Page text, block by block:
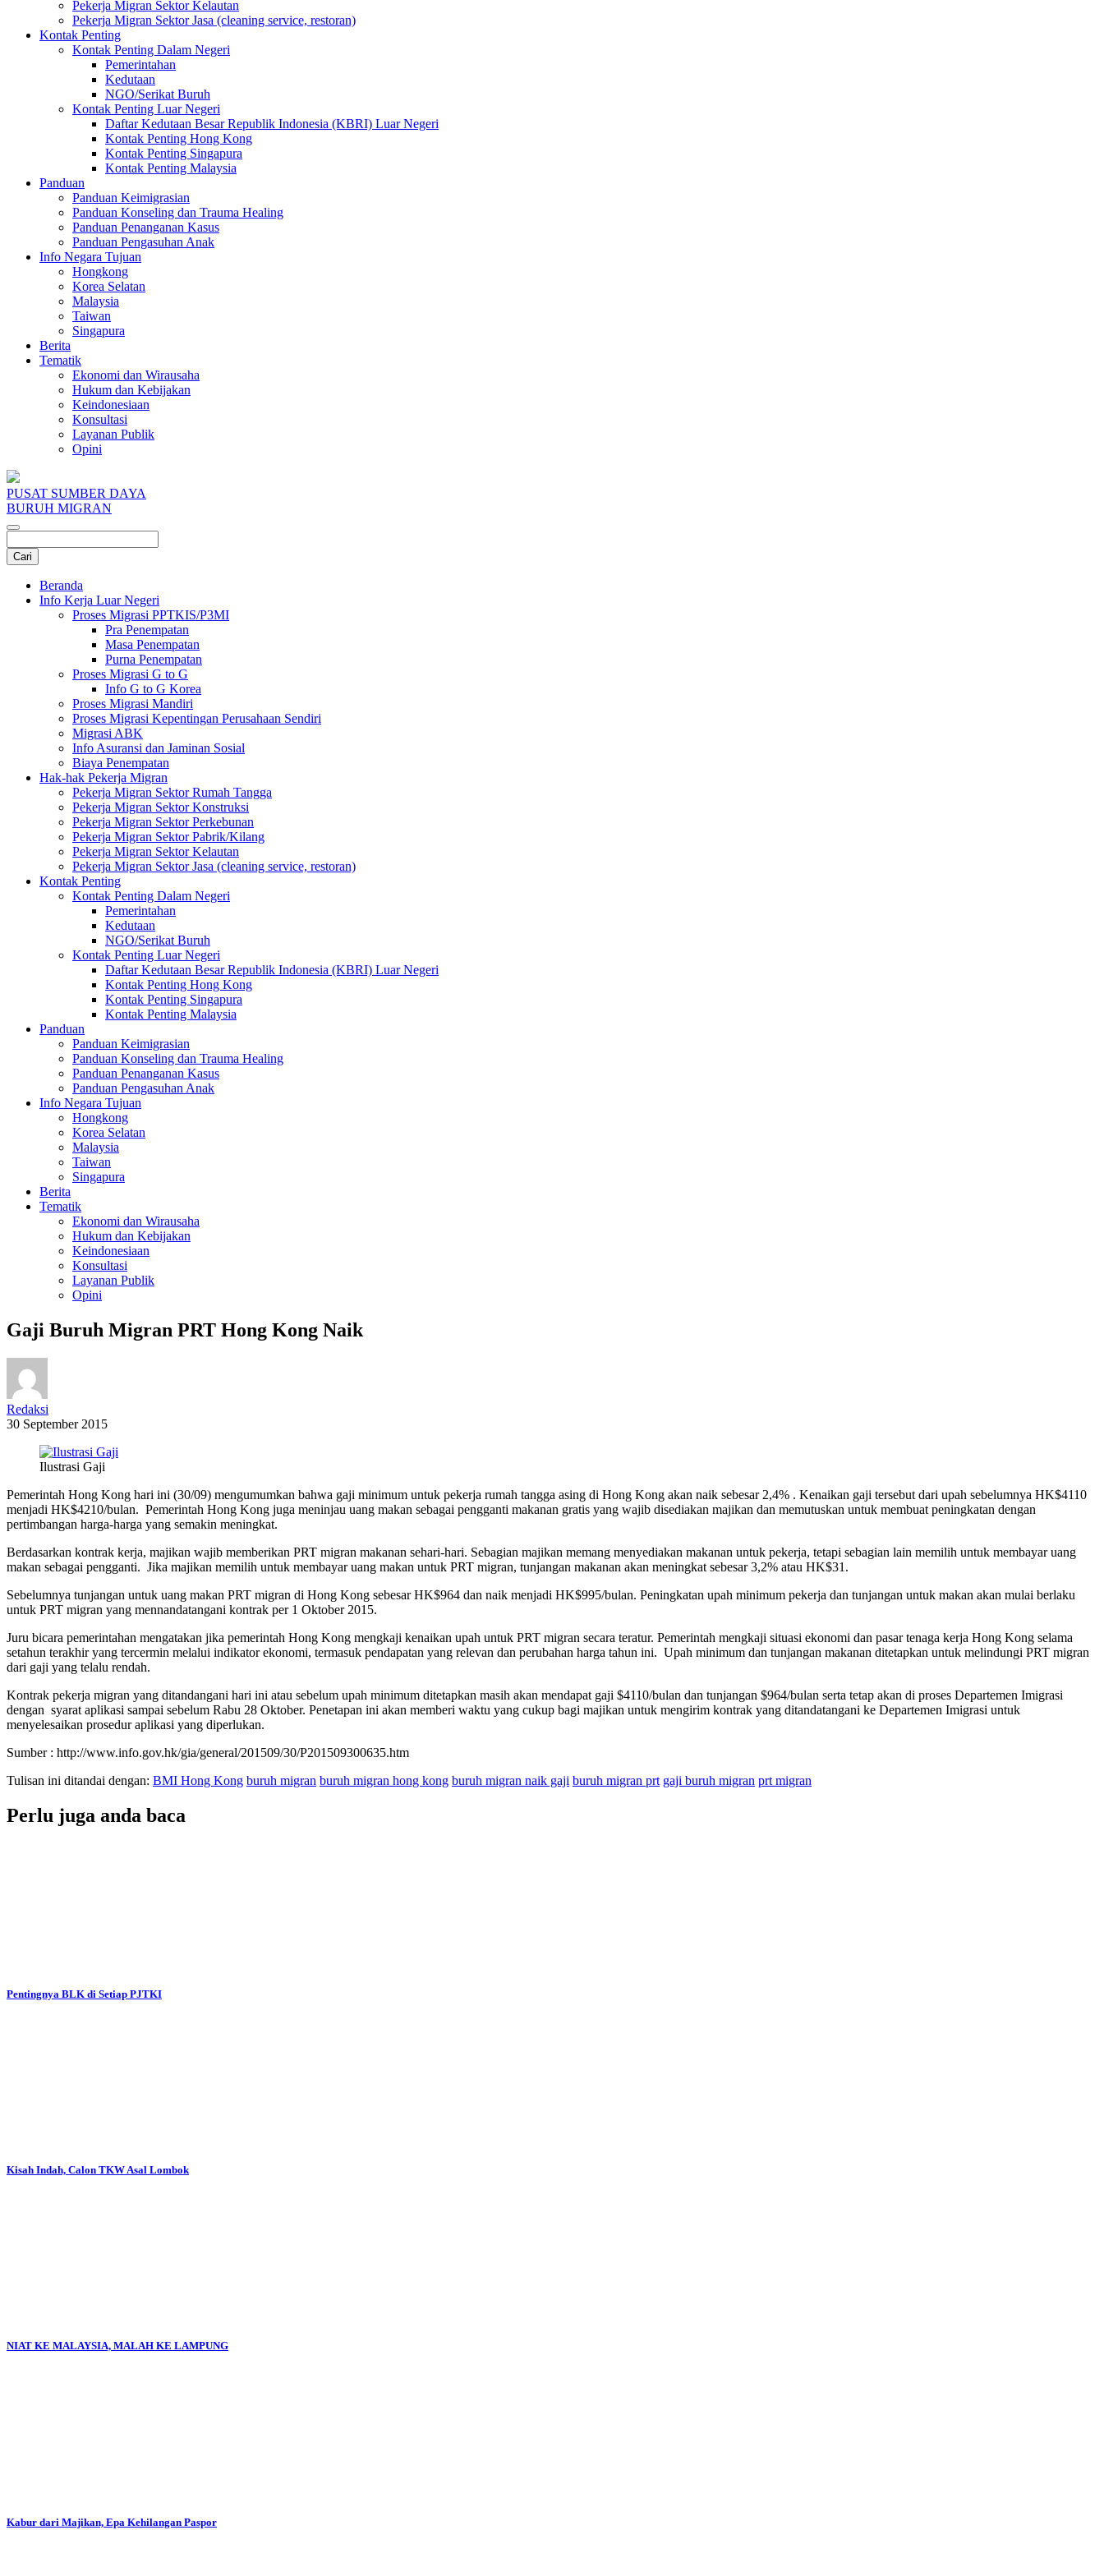
Pekerja Migran Sektor Kelautan
Pekerja Migran Sektor Jasa (cleaning service, restoran)
Kontak Penting
Kontak Penting Dalam Negeri
Pemerintahan
Kedutaan
NGO/Serikat Buruh
Kontak Penting Luar Negeri
Daftar Kedutaan Besar Republik Indonesia (KBRI) Luar Negeri
Kontak Penting Hong Kong
Kontak Penting Singapura
Kontak Penting Malaysia
Panduan
Panduan Keimigrasian
Panduan Konseling dan Trauma Healing
Panduan Penanganan Kasus
Panduan Pengasuhan Anak
Info Negara Tujuan
Hongkong
Korea Selatan
Malaysia
Taiwan
Singapura
Berita
Tematik
Ekonomi dan Wirausaha
Hukum dan Kebijakan
Keindonesiaan
Konsultasi
Layanan Publik
Opini
PUSAT SUMBER DAYA
BURUH MIGRAN
Beranda
Info Kerja Luar Negeri
Proses Migrasi PPTKIS/P3MI
Pra Penempatan
Masa Penempatan
Purna Penempatan
Proses Migrasi G to G
Info G to G Korea
Proses Migrasi Mandiri
Proses Migrasi Kepentingan Perusahaan Sendiri
Migrasi ABK
Info Asuransi dan Jaminan Sosial
Biaya Penempatan
Hak-hak Pekerja Migran
Pekerja Migran Sektor Rumah Tangga
Pekerja Migran Sektor Konstruksi
Pekerja Migran Sektor Perkebunan
Pekerja Migran Sektor Pabrik/Kilang
Pekerja Migran Sektor Kelautan
Pekerja Migran Sektor Jasa (cleaning service, restoran)
Kontak Penting
Kontak Penting Dalam Negeri
Pemerintahan
Kedutaan
NGO/Serikat Buruh
Kontak Penting Luar Negeri
Daftar Kedutaan Besar Republik Indonesia (KBRI) Luar Negeri
Kontak Penting Hong Kong
Kontak Penting Singapura
Kontak Penting Malaysia
Panduan
Panduan Keimigrasian
Panduan Konseling dan Trauma Healing
Panduan Penanganan Kasus
Panduan Pengasuhan Anak
Info Negara Tujuan
Hongkong
Korea Selatan
Malaysia
Taiwan
Singapura
Berita
Tematik
Ekonomi dan Wirausaha
Hukum dan Kebijakan
Keindonesiaan
Konsultasi
Layanan Publik
Opini
Gaji Buruh Migran PRT Hong Kong Naik
Redaksi
30 September 2015
Ilustrasi Gaji
Pemerintah Hong Kong hari ini (30/09) mengumumkan bahwa gaji minimum untuk pekerja rumah tangga asing di Hong Kong akan naik sebesar 2,4% . Kenaikan gaji tersebut dari upah sebelumnya HK$4110
menjadi HK$4210/bulan. Pemerintah Hong Kong juga meninjau uang makan sebagai pengganti makanan gratis yang wajib disediakan majikan dan memutuskan untuk membuat peningkatan dengan
pertimbangan harga-harga yang semakin meningkat.
Berdasarkan kontrak kerja, majikan wajib memberikan PRT migran makanan sehari-hari. Sebagian majikan memang menyediakan makanan untuk pekerja, tetapi sebagian lain memilih untuk membayar uang
makan sebagai pengganti. Jika majikan memilih untuk membayar uang makan untuk PRT migran, tunjangan makanan akan meningkat sebesar 3,2% atau HK$31.
Sebelumnya tunjangan untuk uang makan PRT migran di Hong Kong sebesar HK$964 dan naik menjadi HK$995/bulan. Peningkatan upah minimum pekerja dan tunjangan untuk makan akan mulai berlaku
untuk PRT migran yang mennandatangani kontrak per 1 Oktober 2015.
Juru bicara pemerintahan mengatakan jika pemerintah Hong Kong mengkaji kenaikan upah untuk PRT migran secara teratur. Pemerintah mengkaji situasi ekonomi dan pasar tenaga kerja Hong Kong selama
setahun terakhir yang tercermin melalui indikator ekonomi, termasuk pendapatan yang relevan dan perubahan harga tahun ini. Upah minimum dan tunjangan makanan ditetapkan untuk melindungi PRT migran
dari gaji yang telalu rendah.
Kontrak pekerja migran yang ditandangani hari ini atau sebelum upah minimum ditetapkan masih akan mendapat gaji $4110/bulan dan tunjangan $964/bulan serta tetap akan di proses Departemen Imigrasi
dengan syarat aplikasi sampai sebelum Rabu 28 Oktober. Penetapan ini akan memberi waktu yang cukup bagi majikan untuk mengirim kontrak yang ditandatangani ke Departemen Imigrasi untuk
menyelesaikan prosedur aplikasi yang diperlukan.
Sumber : http://www.info.gov.hk/gia/general/201509/30/P201509300635.htm
Tulisan ini ditandai dengan: BMI Hong Kong buruh migran buruh migran hong kong buruh migran naik gaji buruh migran prt gaji buruh migran prt migran
Perlu juga anda baca
Pentingnya BLK di Setiap PJTKI
Kisah Indah, Calon TKW Asal Lombok
NIAT KE MALAYSIA, MALAH KE LAMPUNG
Kabur dari Majikan, Epa Kehilangan Paspor